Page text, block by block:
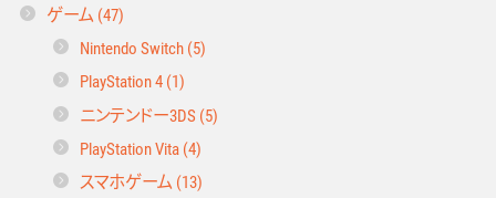
ゲーム (47)
Nintendo Switch (5)
PlayStation 4 (1)
ニンテンドー3DS (5)
PlayStation Vita (4)
スマホゲーム (13)